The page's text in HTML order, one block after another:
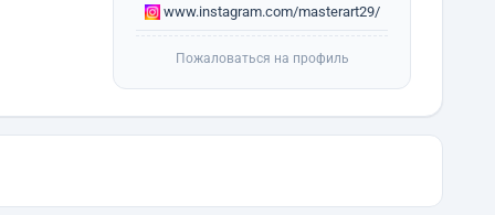
www.instagram.com/masterart29/
Пожаловаться на профиль